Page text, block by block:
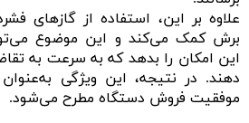
علاوه بر این، استفاده از گازهای
برش کمک می‌کند و این موضوع
این امکان را بدهد که به سرعت به
دهند. در نتیجه، این ویژگی
موفقیت فروش دستگاه مطرح می‌شود.